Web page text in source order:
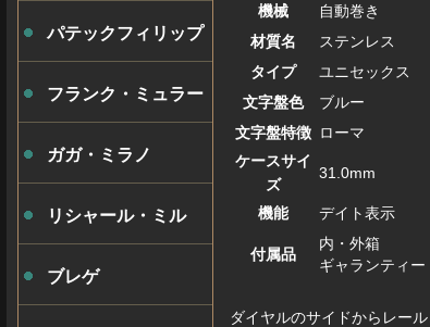
機械
自動巻き
材質名
ステンレス
タイプ
ユニセックス
文字盤色
ブルー
文字盤特徴 ローマ
ケースサイ
ズ
31.0mm
機能 デイト表示
付属品
内・外箱
ギャランティー
ダイヤルのサイドからレー
パテックフィリップ
フランク・ミュラー
ガガ・ミラノ
リシャール・ミル
ブレゲ